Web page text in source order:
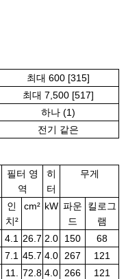
최대 600 [315]
최대 7,500 [517]
하나 (1)
전기 같은
필터 영
역
히
터
무게
인
치²
cm² kW 파운
드
킬로그
램
4.1 26.7 2.0 150
68
7.1 45.7 4.0 267
121
11.
72.8 4.0 266 121